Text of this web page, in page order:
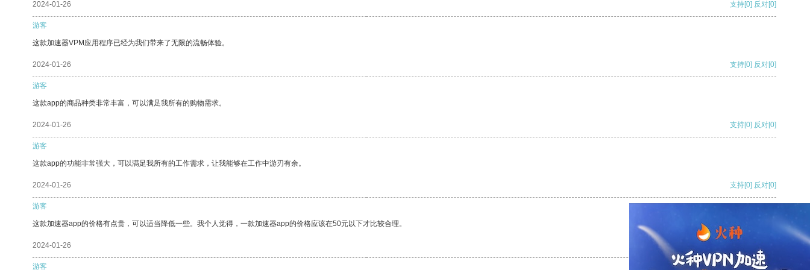
2024-01-26 支持[0] 反对[0]
游客
这款加速器VPM应用程序已经为我们带来了无限的流畅体验。
2024-01-26 支持[0] 反对[0]
游客
这款app的商品种类非常丰富，可以满足我所有的购物需求。
2024-01-26 支持[0] 反对[0]
游客
这款app的功能非常强大，可以满足我所有的工作需求，让我能够在工作中游刃有余。
2024-01-26 支持[0] 反对[0]
游客
这款加速器app的价格有点贵，可以适当降低一些。我个人觉得，一款加速器app的价格应该在50元以下才比较合理。
2024-01-26
游客